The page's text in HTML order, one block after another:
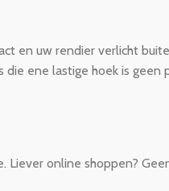
en uw rendier verlicht
ene lastige hoek is geen
online shoppen?